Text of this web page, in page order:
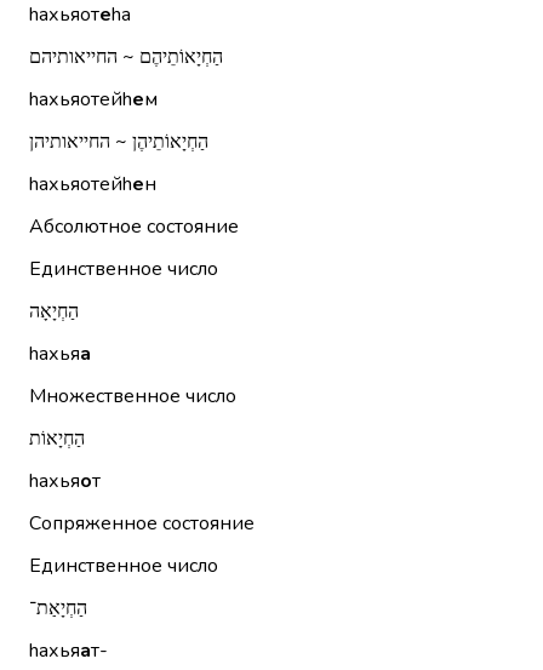
hахьяотеhа
הַחְיָאוֹתֵיהֶם ~ החייאותיהם
hахьяотейhем
הַחְיָאוֹתֵיהֶן ~ החייאותיהן
hахьяотейhен
Абсолютное состояние
Единственное число
הַחְיָאָה
hахьяа
Множественное число
הַחְיָאוֹת
hахьяот
Сопряженное состояние
Единственное число
הַחְיָאַת־
hахьяат-